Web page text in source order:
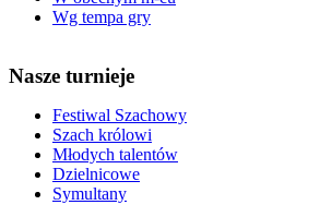
Wg tempa gry
Nasze turnieje
Festiwal Szachowy
Szach królowi
Młodych talentów
Dzielnicowe
Symultany